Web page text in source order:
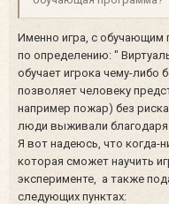
Именно игра, с обучающим
по определению: "
обучает игрока чему-либо
позволяет человеку
например пожар) без
люди выживали благодаря
Я вот надеюсь, что когда-
которая сможет научить
эксперименте, а также
следующих пунктах: